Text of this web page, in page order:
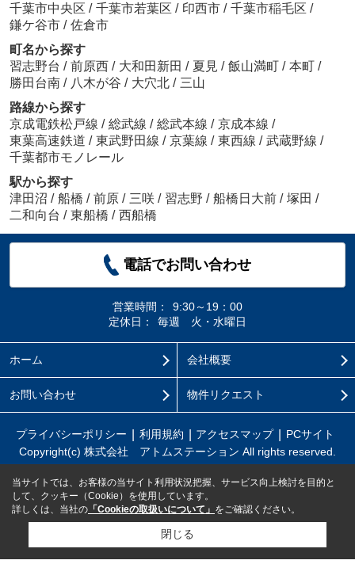
千葉市中央区 / 千葉市若葉区 / 印西市 / 千葉市稲毛区 /
鎌ケ谷市 / 佐倉市
町名から探す
習志野台 / 前原西 / 大和田新田 / 夏見 / 飯山満町 / 本町 /
勝田台南 / 八木が谷 / 大穴北 / 三山
路線から探す
京成電鉄松戸線 / 総武線 / 総武本線 / 京成本線 /
東葉高速鉄道 / 東武野田線 / 京葉線 / 東西線 / 武蔵野線 /
千葉都市モノレール
駅から探す
津田沼 / 船橋 / 前原 / 三咲 / 習志野 / 船橋日大前 / 塚田 /
二和向台 / 東船橋 / 西船橋
電話でお問い合わせ
営業時間：
9:30～19：00
定休日：
毎週 火・水曜日
ホーム 会社概要
お問い合わせ 物件リクエスト
プライバシーポリシー 利用規約 アクセスマップ
PCサイト
Copyright(c) 株式会社 アトムステーション All rights reserved.
当サイトでは、お客様の当サイト利用状況把握、サービス向上検討を目的と
して、クッキー（Cookie）を使用しています。
詳しくは、当社の 「Cookieの取扱いについて」 をご確認ください。
閉じる